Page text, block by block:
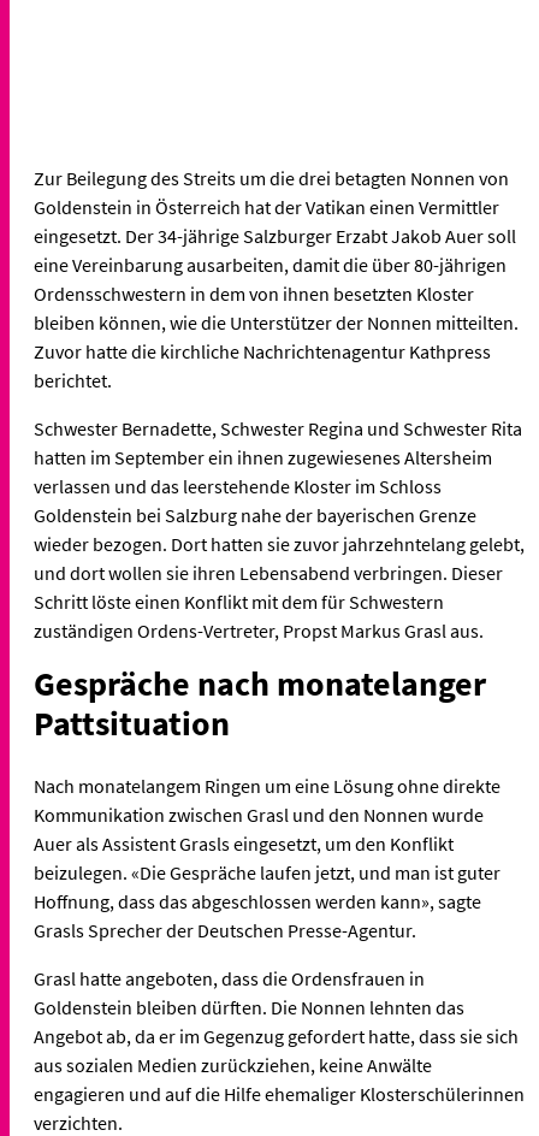
Zur Beilegung des Streits um die drei betagten Nonnen von
Goldenstein in Österreich hat der Vatikan einen Vermittler
eingesetzt. Der 34-jährige Salzburger Erzabt Jakob Auer soll
eine Vereinbarung ausarbeiten, damit die über 80-jährigen
Ordensschwestern in dem von ihnen besetzten Kloster
bleiben können, wie die Unterstützer der Nonnen mitteilten.
Zuvor hatte die kirchliche Nachrichtenagentur Kathpress
berichtet.
Schwester Bernadette, Schwester Regina und Schwester Rita
hatten im September ein ihnen zugewiesenes Altersheim
verlassen und das leerstehende Kloster im Schloss
Goldenstein bei Salzburg nahe der bayerischen Grenze
wieder bezogen. Dort hatten sie zuvor jahrzehntelang gelebt,
und dort wollen sie ihren Lebensabend verbringen. Dieser
Schritt löste einen Konflikt mit dem für Schwestern
zuständigen Ordens-Vertreter, Propst Markus Grasl aus.
Gespräche nach monatelanger
Pattsituation
Nach monatelangem Ringen um eine Lösung ohne direkte
Kommunikation zwischen Grasl und den Nonnen wurde
Auer als Assistent Grasls eingesetzt, um den Konflikt
beizulegen. «Die Gespräche laufen jetzt, und man ist guter
Hoffnung, dass das abgeschlossen werden kann», sagte
Grasls Sprecher der Deutschen Presse-Agentur.
Grasl hatte angeboten, dass die Ordensfrauen in
Goldenstein bleiben dürften. Die Nonnen lehnten das
Angebot ab, da er im Gegenzug gefordert hatte, dass sie sich
aus sozialen Medien zurückziehen, keine Anwälte
engagieren und auf die Hilfe ehemaliger Klosterschülerinnen
verzichten.